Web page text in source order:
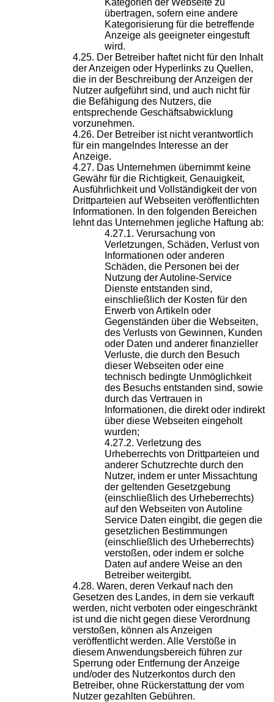
Kategorien der Webseite zu
übertragen, sofern eine andere
Kategorisierung für die betreffende
Anzeige als geeigneter eingestuft
wird.
Der Betreiber haftet nicht für den Inhalt
der Anzeigen oder Hyperlinks zu Quellen,
die in der Beschreibung der Anzeigen der
Nutzer aufgeführt sind, und auch nicht für
die Befähigung des Nutzers, die
entsprechende Geschäftsabwicklung
vorzunehmen.
Der Betreiber ist nicht verantwortlich
für ein mangelndes Interesse an der
Anzeige.
Das Unternehmen übernimmt keine
Gewähr für die Richtigkeit, Genauigkeit,
Ausführlichkeit und Vollständigkeit der von
Drittparteien auf Webseiten veröffentlichten
Informationen. In den folgenden Bereichen
lehnt das Unternehmen jegliche Haftung ab:
Verursachung von
Verletzungen, Schäden, Verlust von
Informationen oder anderen
Schäden, die Personen bei der
Nutzung der Autoline-Service
Dienste entstanden sind,
einschließlich der Kosten für den
Erwerb von Artikeln oder
Gegenständen über die Webseiten,
des Verlusts von Gewinnen, Kunden
oder Daten und anderer finanzieller
Verluste, die durch den Besuch
dieser Webseiten oder eine
technisch bedingte Unmöglichkeit
des Besuchs entstanden sind, sowie
durch das Vertrauen in
Informationen, die direkt oder indirekt
über diese Webseiten eingeholt
wurden;
Verletzung des
Urheberrechts von Drittparteien und
anderer Schutzrechte durch den
Nutzer, indem er unter Missachtung
der geltenden Gesetzgebung
(einschließlich des Urheberrechts)
auf den Webseiten von Autoline
Service Daten eingibt, die gegen die
gesetzlichen Bestimmungen
(einschließlich des Urheberrechts)
verstoßen, oder indem er solche
Daten auf andere Weise an den
Betreiber weitergibt.
Waren, deren Verkauf nach den
Gesetzen des Landes, in dem sie verkauft
werden, nicht verboten oder eingeschränkt
ist und die nicht gegen diese Verordnung
verstoßen, können als Anzeigen
veröffentlicht werden. Alle Verstöße in
diesem Anwendungsbereich führen zur
Sperrung oder Entfernung der Anzeige
und/oder des Nutzerkontos durch den
Betreiber, ohne Rückerstattung der vom
Nutzer gezahlten Gebühren.